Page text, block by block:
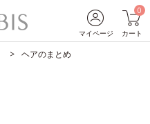
マイページ
0
カート
ヘアのまとめ